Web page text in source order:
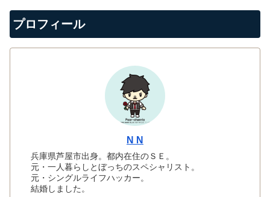
プロフィール
N N
兵庫県芦屋市出身。都内在住のＳＥ。
元・一人暮らしとぼっちのスペシャリスト。
元・シングルライフハッカー。
結婚しました。